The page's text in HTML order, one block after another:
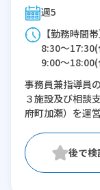
週5
【勤務時間
8:30〜
9:00〜
※残業：0〜
事務員兼指導員
３施設及び相談
府町加瀬）を運